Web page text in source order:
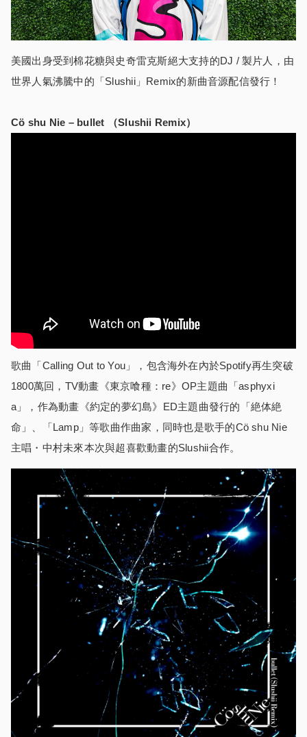
美國出身受到棉花糖與史奇雷克斯絕大支持的DJ / 製片人，由
世界人氣沸騰中的「Slushii」Remix的新曲音源配信發行！
Cö shu Nie – bullet （Slushii Remix）
歌曲「Calling Out to You」，包含海外在內於Spotify再生突破
1800萬回，TV動畫《東京喰種：re》OP主題曲「asphyxi
a」，作為動畫《約定的夢幻島》ED主題曲發行的「絶体絶
命」、「Lamp」等歌曲作曲家，同時也是歌手的Cö shu Nie
主唱・中村未來本次與超喜歡動畫的Slushii合作。